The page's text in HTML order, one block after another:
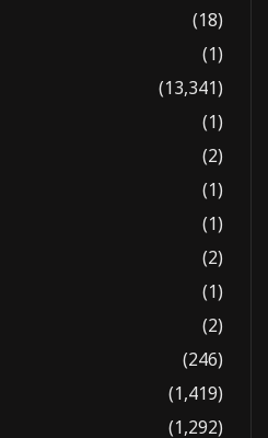
(18)
(1)
(13,341)
(1)
(2)
(1)
(1)
(2)
(1)
(2)
(246)
(1,419)
(1,292)